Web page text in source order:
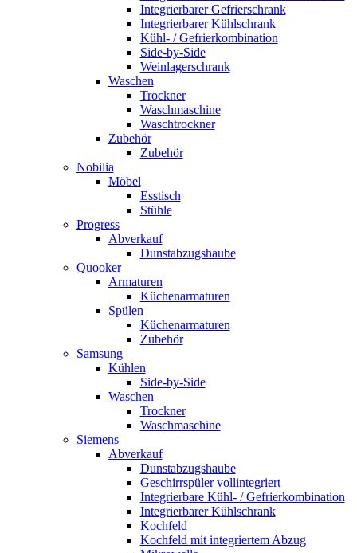
Integrierbarer Gefrierschrank
Integrierbarer Kühlschrank
Kühl- / Gefrierkombination
Side-by-Side
Weinlagerschrank
Waschen
Trockner
Waschmaschine
Waschtrockner
Zubehör
Zubehör
Nobilia
Möbel
Esstisch
Stühle
Progress
Abverkauf
Dunstabzugshaube
Quooker
Armaturen
Küchenarmaturen
Spülen
Küchenarmaturen
Zubehör
Samsung
Kühlen
Side-by-Side
Waschen
Trockner
Waschmaschine
Siemens
Abverkauf
Dunstabzugshaube
Geschirrspüler vollintegriert
Integrierbare Kühl- / Gefrierkombination
Integrierbarer Kühlschrank
Kochfeld
Kochfeld mit integriertem Abzug